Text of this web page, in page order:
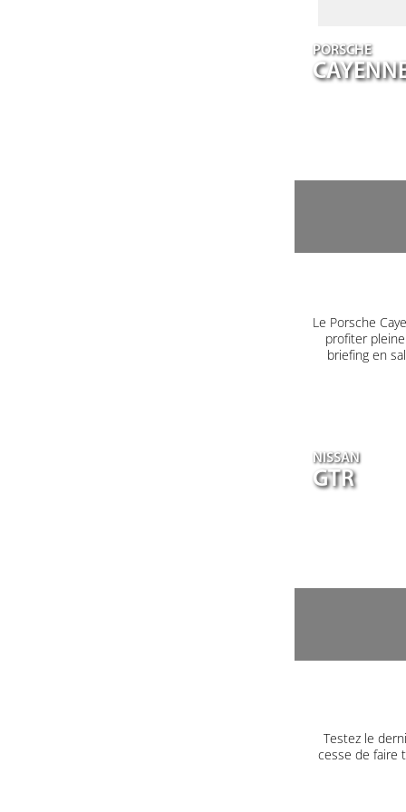
PORSCHE
Le Porsche
profiter
briefing en
NISSAN
GTR
Testez le
cesse de faire